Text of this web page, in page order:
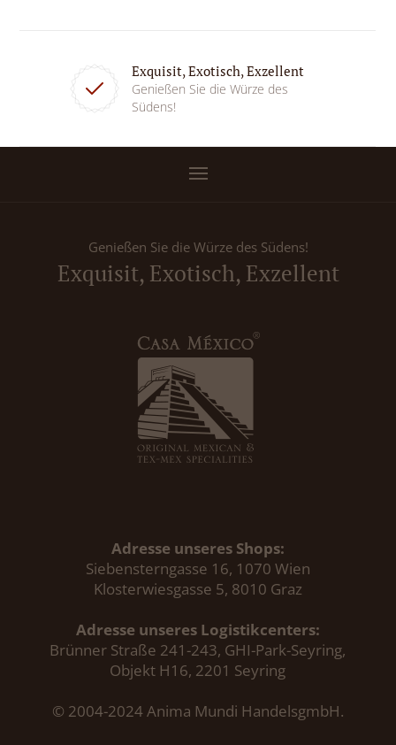
Exquisit, Exotisch, Exzellent
Genießen Sie die Würze des
Südens!
Genießen Sie die Würze des Südens!
Exquisit, Exotisch, Exzellent
Adresse unseres Shops:
Siebensterngasse 16, 1070 Wien
Klosterwiesgasse 5, 8010 Graz
Adresse unseres Logistikcenters:
Brünner Straße 241-243, GHI-Park-Seyring,
Objekt H16, 2201 Seyring
© 2004-2024 Anima Mundi HandelsgmbH.